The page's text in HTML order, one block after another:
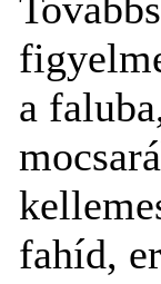
a
fahíd,